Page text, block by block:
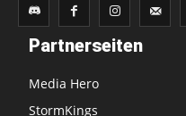
Partnerseiten
Media Hero
StormKings